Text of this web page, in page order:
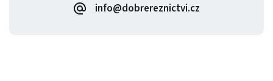
info@dobrereznictvi.cz